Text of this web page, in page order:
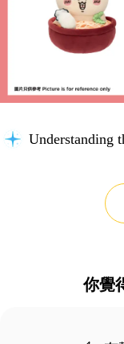
Understanding
你覺